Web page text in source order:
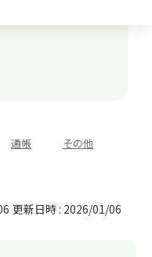
通帳 その他
更新日時 : 2026/01/06